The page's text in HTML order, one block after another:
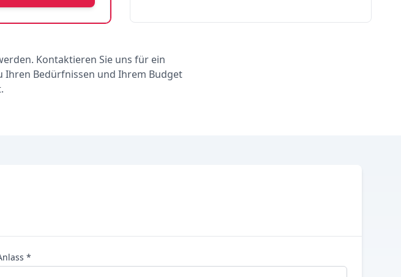
Kontaktieren Sie uns für ein
Ihren Bedürfnissen und Ihrem Budget
*